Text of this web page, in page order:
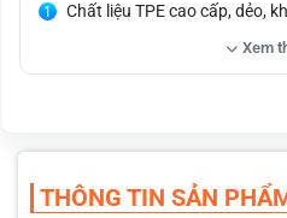
Chất liệu TPE cao cấp, dẻo,
Scan laser 3D, ôm khít sàn
Chống nước, chống bụi,
Phù hợp: Người dùng thực
Xem
THÔNG TIN SẢN